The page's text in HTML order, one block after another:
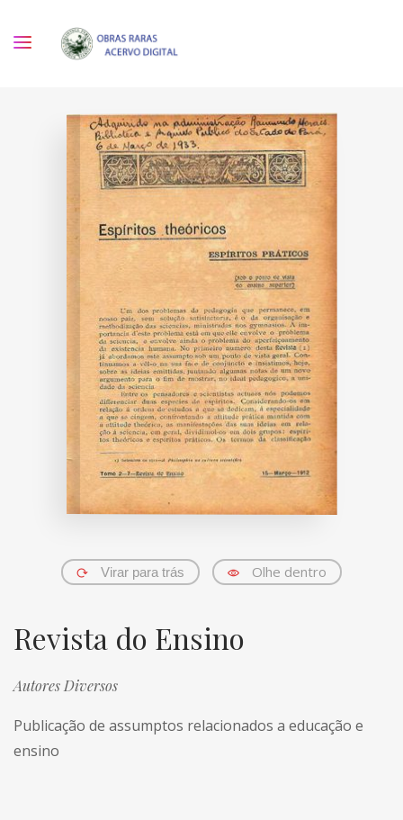
Virar para trás Olhe dentro
Revista do Ensino
Autores Diversos
Publicação de assumptos relacionados a educação e
ensino